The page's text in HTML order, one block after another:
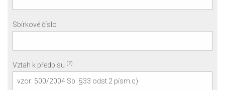
Sbírkové číslo
Vztah k předpisu (?)